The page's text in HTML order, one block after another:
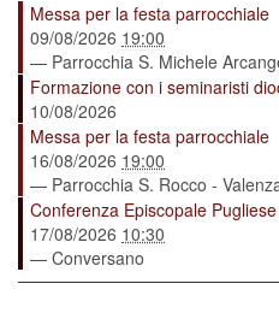
Messa per la festa parrocchiale
09/08/2026 19:00
— Parrocchia S. Michele
Formazione con i seminaristi
10/08/2026
Messa per la festa parrocchiale
16/08/2026 19:00
— Parrocchia S. Rocco -
Conferenza Episcopale Pugliese
17/08/2026 10:30
— Conversano